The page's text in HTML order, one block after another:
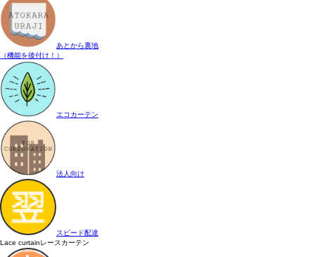
あとから裏地
（機能を後付け！）
エコカーテン
法人向け
スピード配達
Lace curtainレースカーテン